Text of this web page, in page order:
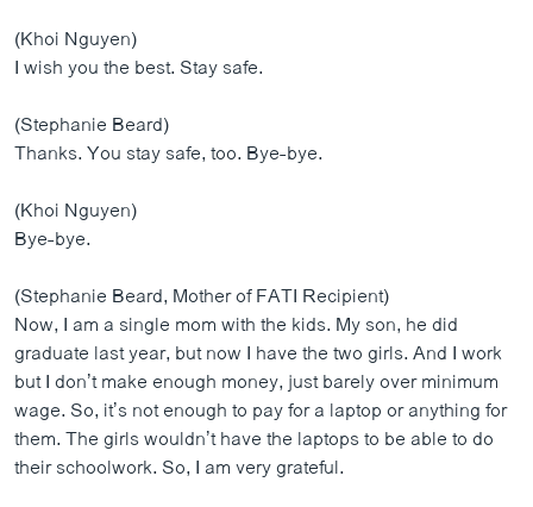
(Khoi Nguyen)
I wish you the best. Stay safe.
(Stephanie Beard)
Thanks. You stay safe, too. Bye-bye.
(Khoi Nguyen)
Bye-bye.
(Stephanie Beard, Mother of FATI Recipient)
Now, I am a single mom with the kids. My son, he did
graduate last year, but now I have the two girls. And I work
but I don’t make enough money, just barely over minimum
wage. So, it’s not enough to pay for a laptop or anything for
them. The girls wouldn’t have the laptops to be able to do
their schoolwork. So, I am very grateful.